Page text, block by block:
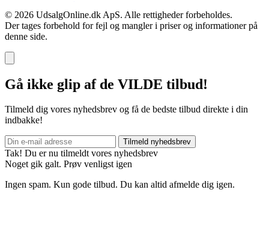
© 2026 UdsalgOnline.dk ApS. Alle rettigheder forbeholdes.
Der tages forbehold for fejl og mangler i priser og informationer på
denne side.
Gå ikke glip af de VILDE tilbud!
Tilmeld dig vores nyhedsbrev og få de bedste tilbud direkte i din
indbakke!
Tilmeld nyhedsbrev
Tak! Du er nu tilmeldt vores nyhedsbrev
Noget gik galt. Prøv venligst igen
Ingen spam. Kun gode tilbud. Du kan altid afmelde dig igen.